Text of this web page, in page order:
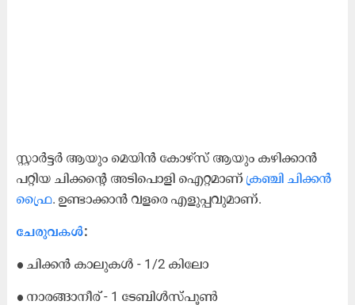
സ്റ്റാർട്ടർ ആയും മെയിൻ കോഴ്സ് ആയും കഴിക്കാൻ
പറ്റിയ ചിക്കന്റെ അടിപൊളി ഐറ്റമാണ്​ക്രഞ്ചി ചിക്കൻ
ഫ്രൈ. ഉണ്ടാക്കാൻ വളരെ എളുപ്പവുമാണ്.
ചേരുവകൾ:
● ചിക്കൻ കാലുകൾ - 1/2 കിലോ
● നാരങ്ങാനീര് - 1 ടേബിൾസ്പൂൺ